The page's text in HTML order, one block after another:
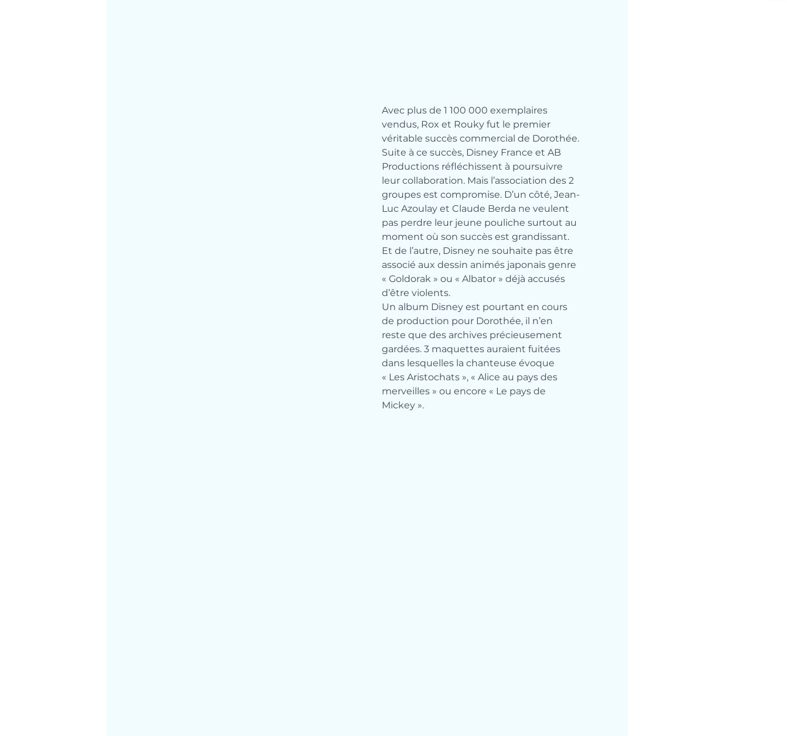
Avec plus de 1 100 000 exemplaires
vendus, Rox et Rouky fut le premier
véritable succès commercial de Dorothée.
Suite à ce succès, Disney France et AB
Productions réfléchissent à poursuivre
leur collaboration. Mais l’association des 2
groupes est compromise. D’un côté, Jean-
Luc Azoulay et Claude Berda ne veulent
pas perdre leur jeune pouliche surtout au
moment où son succès est grandissant.
Et de l’autre, Disney ne souhaite pas être
associé aux dessin animés japonais genre
« Goldorak » ou « Albator » déjà accusés
d’être violents.
Un album Disney est pourtant en cours
de production pour Dorothée, il n’en
reste que des archives précieusement
gardées. 3 maquettes auraient fuitées
dans lesquelles la chanteuse évoque
« Les Aristochats », « Alice au pays des
merveilles » ou encore « Le pays de
Mickey ».